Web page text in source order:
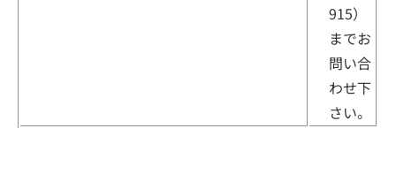
915）
までお
問い合
わせ下
さい。